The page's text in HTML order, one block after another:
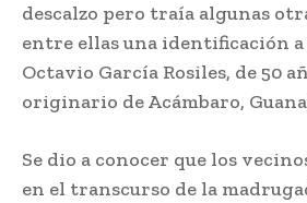
descalzo pero traía algunas
entre ellas una identificación
Octavio García Rosiles, de 50
originario de Acámbaro,
Se dio a conocer que los
en el transcurso de la